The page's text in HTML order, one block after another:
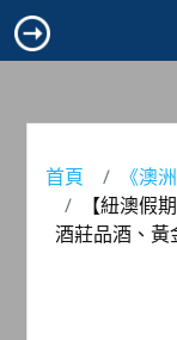
首頁 《澳洲
【紐澳假
酒莊品酒、黃